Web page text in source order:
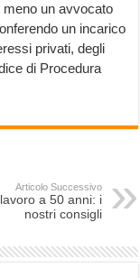
un avvocato
un incarico
privati, degli
di Procedura
Articolo Successivo
a 50 anni: i
nostri consigli